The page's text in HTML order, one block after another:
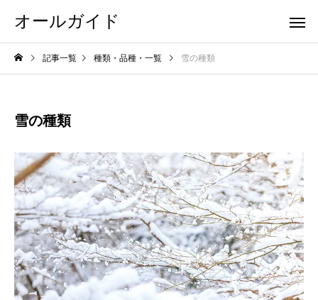
オールガイド
記事一覧 種類・品種・一覧 雪の種類
雪の種類